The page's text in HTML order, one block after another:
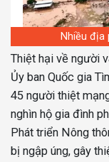
Nhiều địa
Thiệt hại về người
Ủy ban Quốc gia
45 người thiệt
nghìn hộ gia đình
Phát triển Nông
bị ngập úng, gây